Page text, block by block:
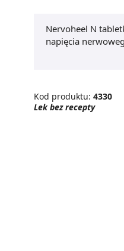
Nervoheel N
napięcia
Kod produktu: 4330
Lek bez recepty